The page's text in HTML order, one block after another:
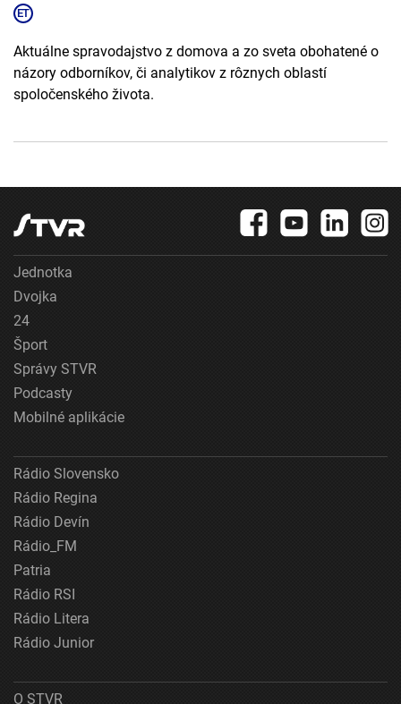
Aktuálne spravodajstvo z domova a zo sveta obohatené o
názory odborníkov, či analytikov z rôznych oblastí
spoločenského života.
Jednotka
Dvojka
24
Šport
Správy STVR
Podcasty
Mobilné aplikácie
Rádio Slovensko
Rádio Regina
Rádio Devín
Rádio_FM
Patria
Rádio RSI
Rádio Litera
Rádio Junior
O STVR